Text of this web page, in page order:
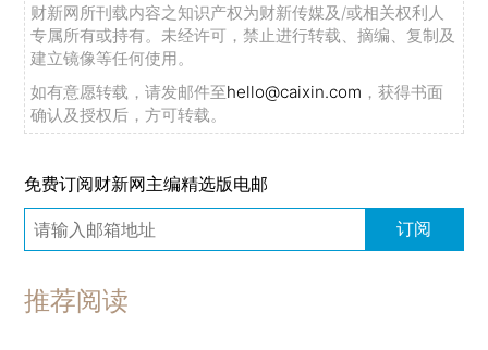
财新网所刊载内容之知识产权为财新传媒及/或相关权利人
专属所有或持有。未经许可，禁止进行转载、摘编、复制及
建立镜像等任何使用。
如有意愿转载，请发邮件至hello@caixin.com ，获得书面
确认及授权后，方可转载。
免费订阅财新网主编精选版电邮
订阅
推荐阅读